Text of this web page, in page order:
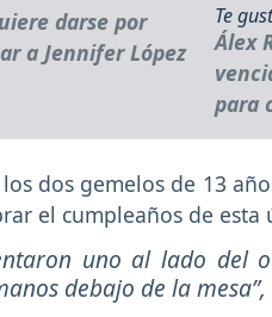
Te
Álex
para
dos gemelos de 13
el cumpleaños de esta
uno al lado del
debajo de la mesa”,